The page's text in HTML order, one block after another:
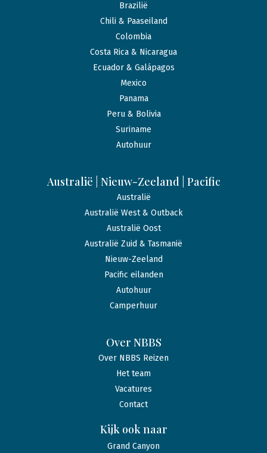
Brazilië
Chili & Paaseiland
Colombia
Costa Rica & Nicaragua
Ecuador & Galápagos
Mexico
Panama
Peru & Bolivia
Suriname
Autohuur
Australië | Nieuw-Zeeland | Pacific
Australië
Australië West & Outback
Australië Oost
Australië Zuid & Tasmanië
Nieuw-Zeeland
Pacific eilanden
Autohuur
Camperhuur
Over NBBS
Over NBBS Reizen
Het team
Vacatures
Contact
Kijk ook naar
Grand Canyon